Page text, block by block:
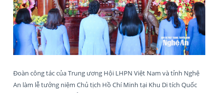
Đoàn công tác của Trung ương Hội LHPN Việt Nam và tỉnh Nghệ
An làm lễ tưởng niệm Chủ tịch Hồ Chí Minh tại Khu Di tích Quốc